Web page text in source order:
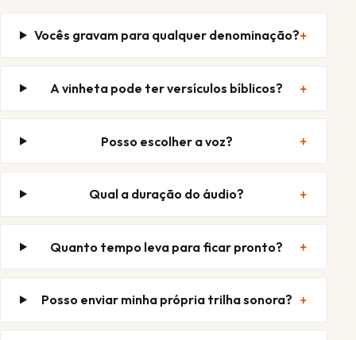
Vocês gravam para qualquer denominação?
A vinheta pode ter versículos bíblicos?
Posso escolher a voz?
Qual a duração do áudio?
Quanto tempo leva para ficar pronto?
Posso enviar minha própria trilha sonora?